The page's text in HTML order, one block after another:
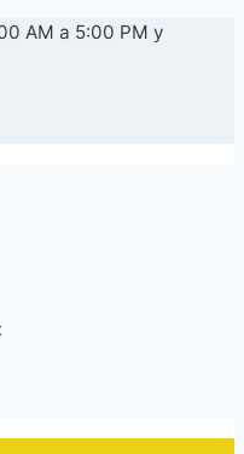
AM a 5:00 PM y